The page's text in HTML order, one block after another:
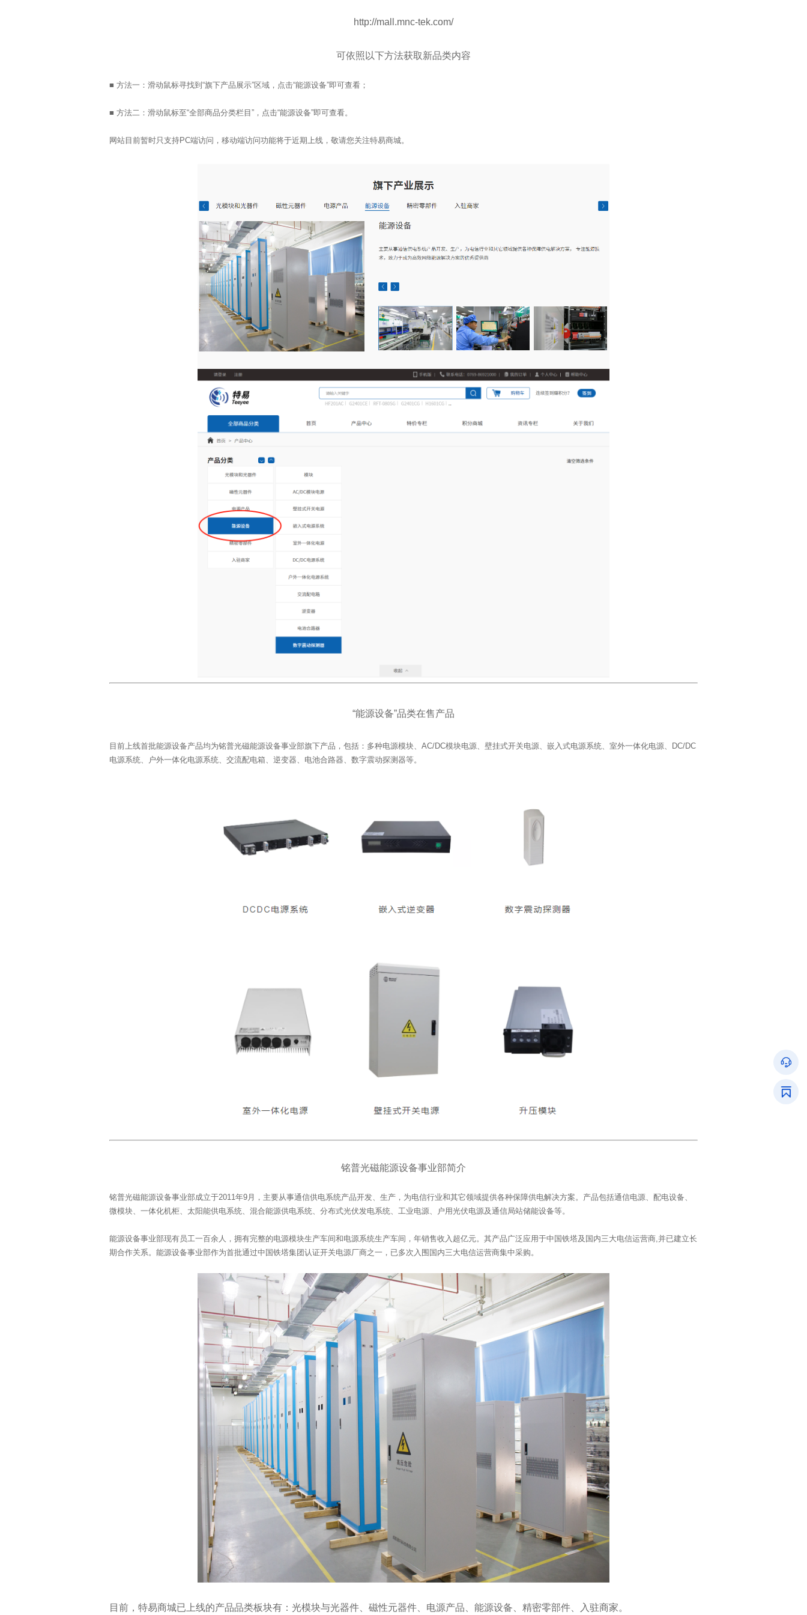
http://mall.mnc-tek.com/
可依照以下方法获取新品类内容
■ 方法一：滑动鼠标寻找到“旗下产品展示”区域，点击“能源设备”即可查看；
■ 方法二：滑动鼠标至“全部商品分类栏目”，点击“能源设备”即可查看。
网站目前暂时只支持PC端访问，移动端访问功能将于近期上线，敬请您关注特易商城。
“能源设备”品类在售产品
电源系统、户外一体化电源系统、交流配电箱、逆变器、电池合路器、数字震动探测器等。
铭普光磁能源设备事业部简介
微模块、一体化机柜、太阳能供电系统、混合能源供电系统、分布式光伏发电系统、工业电源、户用光伏电源及通信局站储能设备等。
期合作关系。能源设备事业部作为首批通过中国铁塔集团认证开关电源厂商之一，已多次入围国内三大电信运营商集中采购。
目前，特易商城已上线的产品品类板块有：光模块与光器件、磁性元器件、电源产品、能源设备、精密零部件、入驻商家。